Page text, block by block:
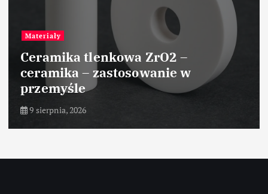
Znane osoby
Akio Toyoda – motoryzacja
9 sierpnia, 2026